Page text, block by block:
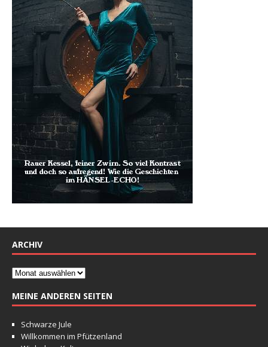
ARCHIV
MEINE ANDEREN SEITEN
Schwarze Jule
Willkommen im Pfützenland